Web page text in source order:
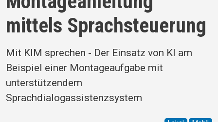
mittels Sprachsteuerung
Mit KIM sprechen - Der Einsatz von KI am
Beispiel einer Montageaufgabe mit
unterstützendem
Sprachdialogassistenzsystem